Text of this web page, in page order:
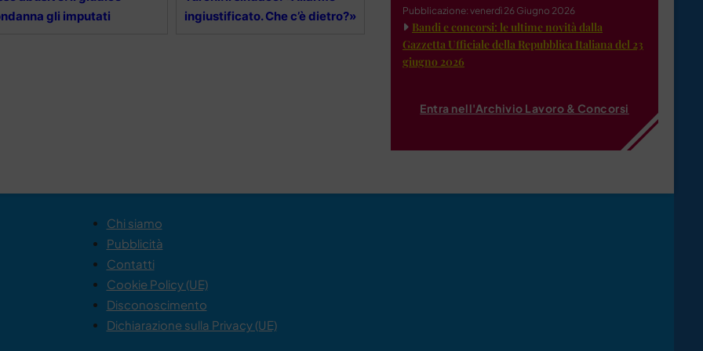
gli imputati
ingiustificato. Che c’è dietro?»
Pubblicazione: venerdì 26 Giugno 2026
Bandi e concorsi: le ultime novità dalla
Gazzetta Ufficiale della Repubblica Italiana del 23
giugno 2026
Entra nell'Archivio Lavoro & Concorsi
Chi siamo
Pubblicità
Contatti
Cookie Policy (UE)
Disconoscimento
Dichiarazione sulla Privacy (UE)